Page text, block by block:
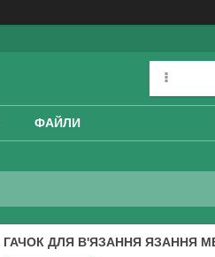
ФАЙЛИ
ГАЧОК ДЛЯ В'ЯЗАННЯ ЯЗАННЯ